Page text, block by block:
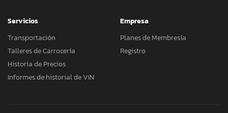
Servicios
Transportación
Talleres de Carrocería
Historia de Precios
Informes de historial de VIN
Empresa
Planes de Membresía
Registro